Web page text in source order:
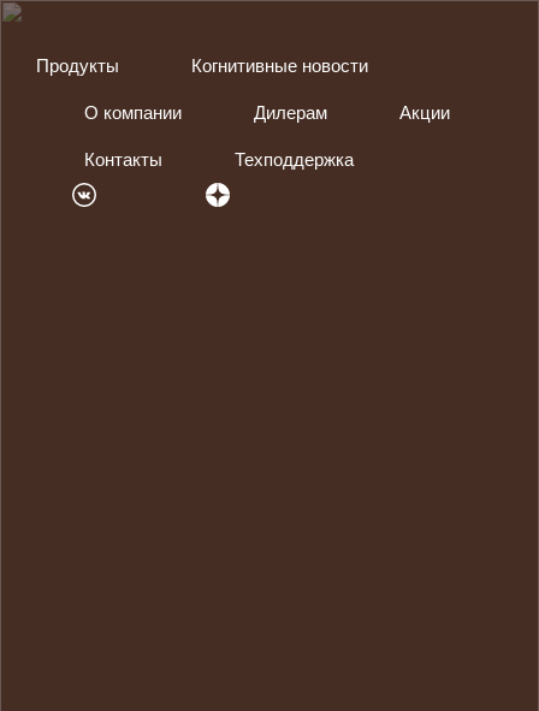
Продукты Когнитивные новости
О компании Дилерам Акции
Контакты Техподдержка